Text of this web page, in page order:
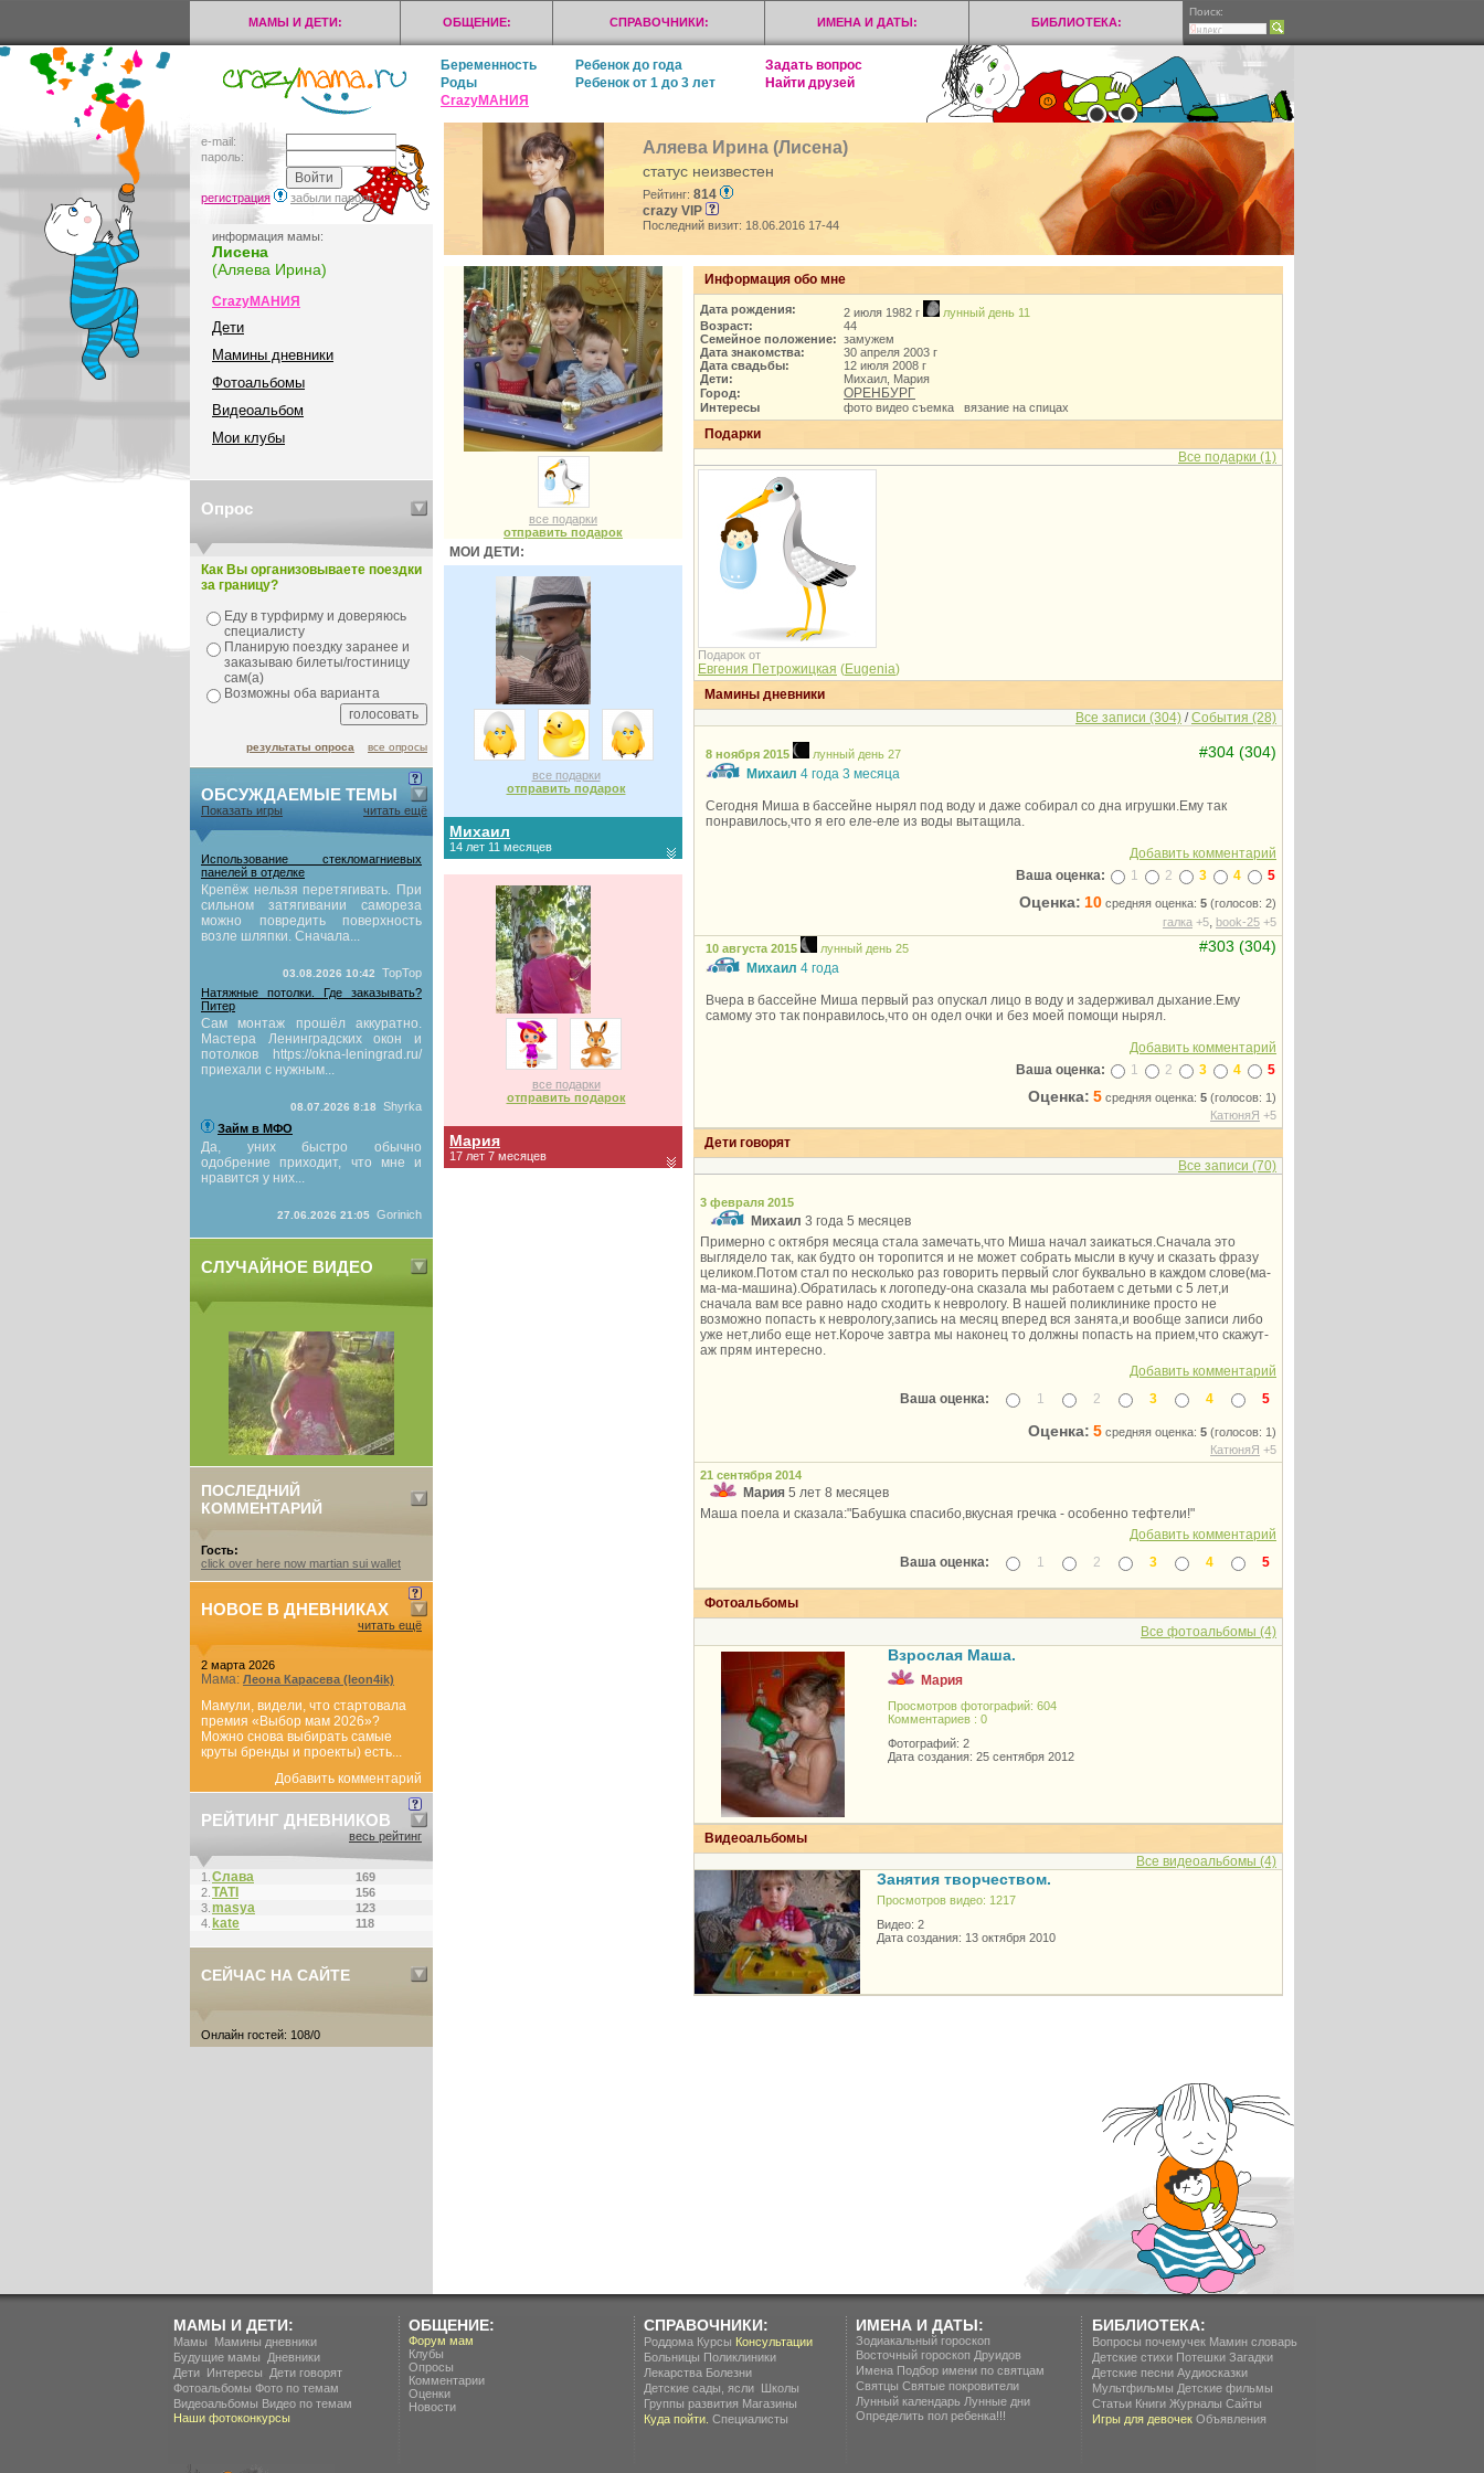
МАМЫ И ДЕТИ: ОБЩЕНИЕ: СПРАВОЧНИКИ: ИМЕНА И ДАТЫ: БИБЛИОТЕКА:
Поиск:
Беременность Ребенок до года
Задать вопрос
Роды
Ребенок от 1 до 3 лет
Найти друзей
CrazyМАНИЯ
e-mail:
пароль:
регистрация забыли пароль?
информация мамы:
Лисена
(Аляева Ирина)
CrazyМАНИЯ
Дети
Мамины дневники
Фотоальбомы
Видеоальбом
Мои клубы
Опрос
Как Вы организовываете поездки
за границу?
Еду в турфирму и доверяюсь
специалисту
Планирую поездку заранее и
заказываю билеты/гостиницу
сам(а)
Возможны оба варианта
результаты опроса все опросы
ОБСУЖДАЕМЫЕ ТЕМЫ
Показать игры читать ещё
Использование стекломагниевых
панелей в отделке
Крепёж нельзя перетягивать. При
сильном затягивании самореза
можно повредить поверхность
возле шляпки. Сначала...
03.08.2026 10:42
TopTop
Натяжные потолки. Где заказывать?
Питер
Сам монтаж прошёл аккуратно.
Мастера Ленинградских окон и
потолков https://okna-leningrad.ru/
приехали с нужным...
08.07.2026 8:18
Shyrka
Займ в МФО
Да, уних быстро обычно
одобрение приходит, что мне и
нравится у них...
27.06.2026 21:05 Gorinich
СЛУЧАЙНОЕ ВИДЕО
ПОСЛЕДНИЙ
КОММЕНТАРИЙ
Гость:
click over here now martian sui wallet
НОВОЕ В ДНЕВНИКАХ
читать ещё
2 марта 2026
Мама: Леона Карасева (leon4ik)
Мамули, видели, что стартовала
премия «Выбор мам 2026»?
Можно снова выбирать самые
круты бренды и проекты) есть...
Добавить комментарий
РЕЙТИНГ ДНЕВНИКОВ
весь рейтинг
1. Слава
169
2. ТАТI
156
3. masya
123
4. kate 118
СЕЙЧАС НА САЙТЕ
Онлайн гостей: 108/0
Аляева Ирина (Лисена)
статус неизвестен
Рейтинг: 814
crazy VIP
Последний визит: 18.06.2016 17-44
все подарки
отправить подарок
МОИ ДЕТИ:
все подарки
отправить подарок
Михаил
14 лет 11 месяцев
все подарки
отправить подарок
Мария
17 лет 7 месяцев
Информация обо мне
Дата рождения: 2 июля 1982 г
лунный день 11
Возраст:
44
Семейное положение: замужем
Дата знакомства:
30 апреля 2003 г
Дата свадьбы:
12 июля 2008 г
Дети:
Михаил, Мария
Город:
ОРЕНБУРГ
Интересы фото видео съемка вязание на спицах
Подарки
Все подарки (1)
Подарок от
Евгения Петрожицкая (Eugenia)
Мамины дневники
Все записи (304) /События (28)
8 ноября 2015 лунный день 27 #304 (304)
Михаил 4 года 3 месяца
Сегодня Миша в бассейне нырял под воду и даже собирал со дна игрушки.Ему так
понравилось,что я его еле-еле из воды вытащила.
Добавить комментарий
Ваша оценка:
1 2 3 4 5
Оценка: 10 средняя оценка: 5 (голосов: 2)
галка +5, book-25 +5
10 августа 2015
лунный день 25 #303 (304)
Михаил 4 года
Вчера в бассейне Миша первый раз опускал лицо в воду и задерживал дыхание.Ему
самому это так понравилось,что он одел очки и без моей помощи нырял.
Добавить комментарий
Ваша оценка:
1 2 3 4 5
Оценка: 5 средняя оценка: 5 (голосов: 1)
КатюняЯ +5
Дети говорят
Все записи (70)
3 февраля 2015
Михаил 3 года 5 месяцев
Примерно с октября месяца стала замечать,что Миша начал заикаться.Сначала это
выглядело так, как будто он торопится и не может собрать мысли в кучу и сказать фразу
целиком.Потом стал по несколько раз говорить первый слог буквально в каждом слове(ма-
ма-ма-машина).Обратилась к логопеду-она сказала мы работаем с детьми с 5 лет,и
сначала вам все равно надо сходить к неврологу. В нашей поликлинике просто не
возможно попасть к неврологу,запись на месяц вперед вся занята,и вообще записи либо
уже нет,либо еще нет.Короче завтра мы наконец то должны попасть на прием,что скажут-
аж прям интересно.
Добавить комментарий
Ваша оценка:
1 2 3 4 5
Оценка: 5 средняя оценка: 5 (голосов: 1)
КатюняЯ +5
21 сентября 2014
Мария 5 лет 8 месяцев
Маша поела и сказала:"Бабушка спасибо,вкусная гречка - особенно тефтели!"
Добавить комментарий
Ваша оценка:
1 2 3 4 5
Фотоальбомы
Все фотоальбомы (4)
Взрослая Маша.
Мария
Просмотров фотографий: 604
Комментариев : 0
Фотографий: 2
Дата создания: 25 сентября 2012
Видеоальбомы
Все видеоальбомы (4)
Занятия творчеством.
Просмотров видео: 1217
Видео: 2
Дата создания: 13 октября 2010
МАМЫ И ДЕТИ:
Мамы
Мамины дневники
Будущие мамы
Дневники
Дети Интересы
Дети говорят
Фотоальбомы Фото по темам
Видеоальбомы Видео по темам
Наши фотоконкурсы
ОБЩЕНИЕ:
Форум мам
Клубы
Опросы
Комментарии
Оценки
Новости
СПРАВОЧНИКИ:
Роддома Курсы Консультации
Больницы Поликлиники
Лекарства Болезни
Детские сады, ясли Школы
Группы развития Магазины
Куда пойти. Специалисты
ИМЕНА И ДАТЫ:
Зодиакальный гороскоп
Восточный гороскоп Друидов
Имена Подбор имени по святцам
Святцы Святые покровители
Лунный календарь Лунные дни
Определить пол ребенка!!!
БИБЛИОТЕКА:
Вопросы почемучек Мамин словарь
Детские стихи Потешки Загадки
Детские песни Аудиосказки
Мультфильмы Детские фильмы
Статьи Книги Журналы Сайты
Игры для девочек Объявления